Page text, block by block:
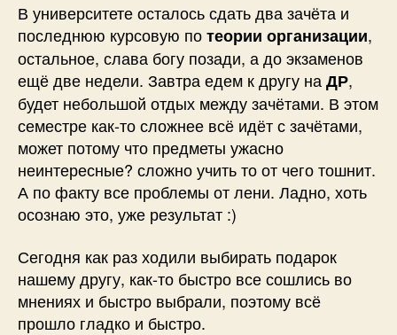
В университете осталось сдать два зачёта и
последнюю курсовую потеории организации,
остальное, слава богу позади, а до экзаменов
ещё две недели. Завтра едем к другу наДР,
будет небольшой отдых между зачётами. В этом
семестре как-то сложнее всё идёт с зачётами,
может потому что предметы ужасно
неинтересные? сложно учить то от чего тошнит.
А по факту все проблемы от лени. Ладно, хоть
осознаю это, уже результат :)
Сегодня как раз ходили выбирать подарок
нашему другу, как-то быстро все сошлись во
мнениях и быстро выбрали, поэтому всё
прошло гладко и быстро.